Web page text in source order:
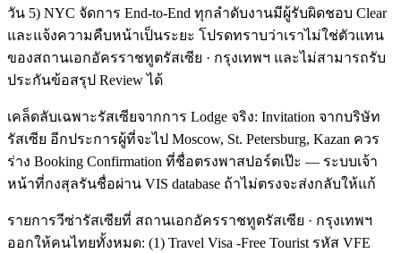
วัน 5) NYC จัดการ End-to-End ทุกลำดับงานมีผู้รับผิดชอบ Clear
และแจ้งความคืบหน้าเป็นระยะ โปรดทราบว่าเราไม่ใช่ตัวแทน
ของสถานเอกอัครราชทูตรัสเซีย · กรุงเทพฯ และไม่สามารถรับ
ประกันข้อสรุป Review ได้
เคล็ดลับเฉพาะรัสเซียจากการ Lodge จริง: Invitation จากบริษัท
รัสเซีย อีกประการผู้ที่จะไป Moscow, St. Petersburg, Kazan ควร
ร่าง Booking Confirmation ที่ชื่อตรงพาสปอร์ตเป๊ะ — ระบบเจ้า
หน้าที่กงสุลรันชื่อผ่าน VIS database ถ้าไม่ตรงจะส่งกลับให้แก้
รายการวีซ่ารัสเซียที่ สถานเอกอัครราชทูตรัสเซีย · กรุงเทพฯ
ออกให้คนไทยทั้งหมด: (1) Travel Visa -Free Tourist รหัส VFE